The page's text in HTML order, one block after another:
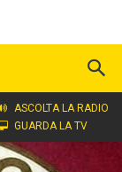
ASCOLTA LA RADIO
GUARDA LA TV